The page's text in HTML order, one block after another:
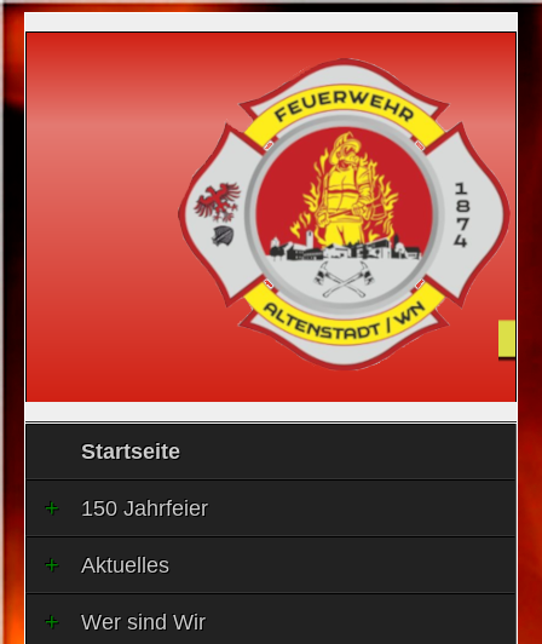
Startseite
150 Jahrfeier
Aktuelles
Wer sind Wir